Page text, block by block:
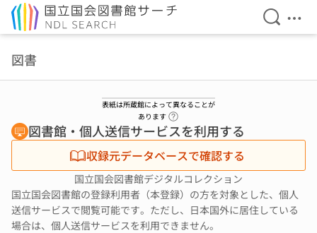
検索を
メ
図書
表紙は所蔵館によって異なることが
あります
図書館・個人送信サービスを利用する
収録元データベースで確認する
国立国会図書館デジタルコレクション
国立国会図書館の登録利用者（本登録）の方を対象とした、個人
送信サービスで閲覧可能です。ただし、日本国外に居住している
場合は、個人送信サービスを利用できません。